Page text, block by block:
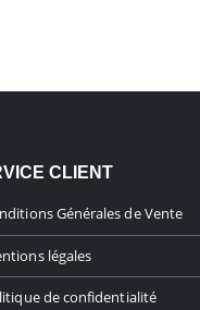
CLIENT
Générales de Vente
légales
de confidentialité